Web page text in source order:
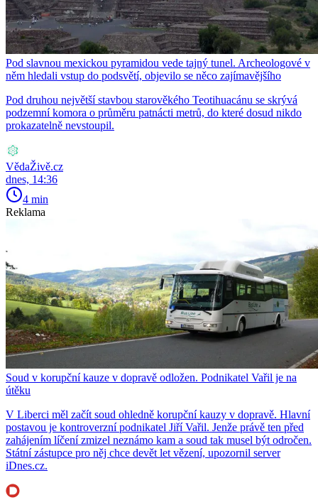
Pod slavnou mexickou pyramidou vede tajný tunel. Archeologové v
něm hledali vstup do podsvětí, objevilo se něco zajímavějšího
Pod druhou největší stavbou starověkého Teotihuacánu se skrývá
podzemní komora o průměru patnácti metrů, do které dosud nikdo
prokazatelně nevstoupil.
VědaŽivě.cz
dnes, 14:36
4 min
Reklama
Soud v korupční kauze v dopravě odložen. Podnikatel Vařil je na
útěku
V Liberci měl začít soud ohledně korupční kauzy v dopravě. Hlavní
postavou je kontroverzní podnikatel Jiří Vařil. Jenže právě ten před
zahájením líčení zmizel neznámo kam a soud tak musel být odročen.
Státní zástupce pro něj chce devět let vězení, upozornil server
iDnes.cz.